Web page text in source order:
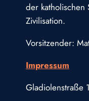
der katholischen
Zivilisation.
Vorsitzender:
Impressum
Gladiolenstraße